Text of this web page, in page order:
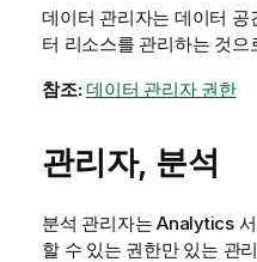
데이터 관리자는 데이터 공
터 리소스를 관리하는 것
참조:데이터 관리자 권한
관리자, 분석
분석 관리자는 Analytics서
할 수 있는 권한만 있는 관